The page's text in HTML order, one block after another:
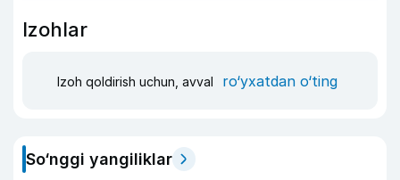
Izohlar
Izoh qoldirish uchun, avval ro‘yxatdan o‘ting
So‘nggi yangiliklar